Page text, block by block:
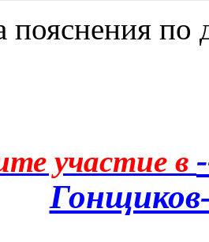
пояснения
участие в